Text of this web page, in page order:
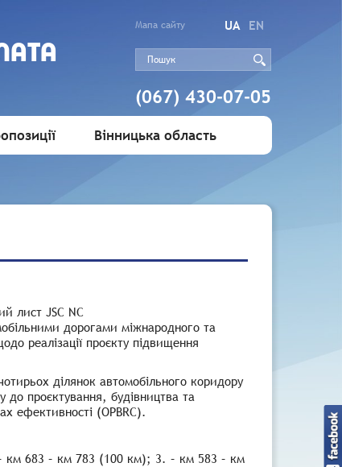
Мапа сайту UA EN
(067) 430-07-05
Вінницька область
лист JSC NC
дорогами міжнародного та
реалізації проєкту підвищення
ділянок автомобільного коридору
до проєктування, будівництва та
ефективності (OPBRC).
км 683 – км 783 (100 км); 3. – км 583 – км